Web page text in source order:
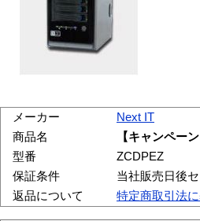
メーカー
Next IT
商品名
【キャンペー
型番
ZCDPEZ
保証条件
当社販売日後
返品について
特定商取引法